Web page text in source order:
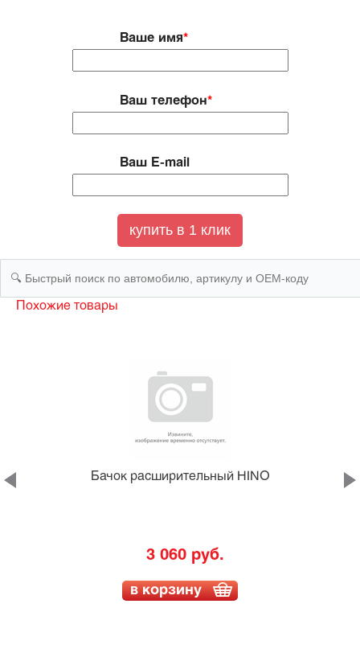
Ваше имя*
Ваш телефон*
Ваш E-mail
Похожие товары
Бачок расширительный HINO
3 060 руб.
в корзину